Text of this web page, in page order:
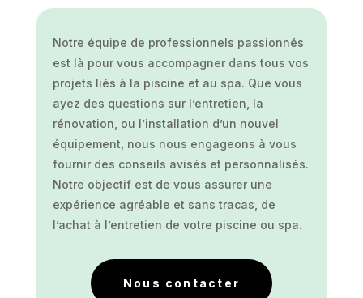
Notre équipe de professionnels passionnés
est là pour vous accompagner dans tous vos
projets liés à la piscine et au spa. Que vous
ayez des questions sur l’entretien, la
rénovation, ou l’installation d’un nouvel
équipement, nous nous engageons à vous
fournir des conseils avisés et personnalisés.
Notre objectif est de vous assurer une
expérience agréable et sans tracas, de
l’achat à l’entretien de votre piscine ou spa.
Nous contacter